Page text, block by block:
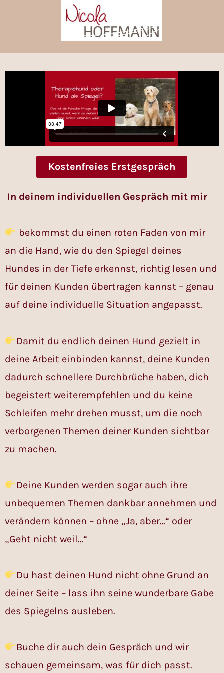
Kostenfreies Erstgespräch
In deinem individuellen Gespräch mit mir
bekommst du einen roten Faden von mir
an die Hand, wie du den Spiegel deines
Hundes in der Tiefe erkennst, richtig lesen und
für deinen Kunden übertragen kannst – genau
auf deine individuelle Situation angepasst.
Damit du endlich deinen Hund gezielt in
deine Arbeit einbinden kannst, deine Kunden
dadurch schnellere Durchbrüche haben, dich
begeistert weiterempfehlen und du keine
Schleifen mehr drehen musst, um die noch
verborgenen Themen deiner Kunden sichtbar
zu machen.
Deine Kunden werden sogar auch ihre
unbequemen Themen dankbar annehmen und
verändern können – ohne „Ja, aber…“ oder
„Geht nicht weil…“
Du hast deinen Hund nicht ohne Grund an
deiner Seite – lass ihn seine wunderbare Gabe
des Spiegelns ausleben.
Buche dir auch dein Gespräch und wir
schauen gemeinsam, was für dich passt.